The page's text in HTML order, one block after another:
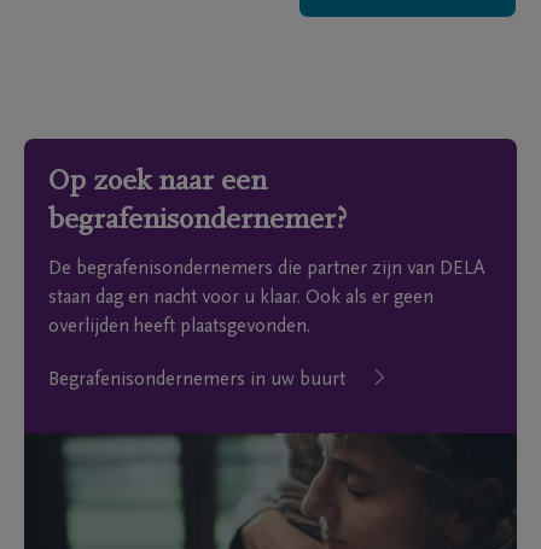
Op zoek naar een
begrafenisondernemer?
De begrafenisondernemers die partner zijn van DELA
staan dag en nacht voor u klaar. Ook als er geen
overlijden heeft plaatsgevonden.
Begrafenisondernemers in uw buurt